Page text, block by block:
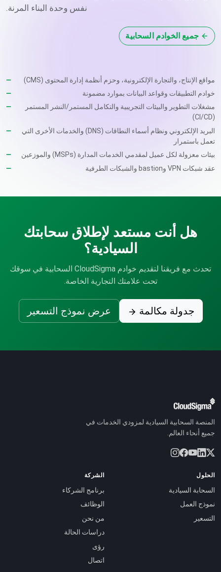
نفس وحدة البناء المرنة.
جميع الخوادم السحابية
مواقع الإنتاج، والتجارة الإلكترونية، وحزم أنظمة إدارة المحتوى (CMS)
خوادم التطبيقات وقواعد البيانات بموارد مضمونة
مشغلات التطوير والبيئات التجريبية والتكامل المستمر/النشر المستمر
(CI/CD)
البريد الإلكتروني ونظام أسماء النطاقات (DNS) والخدمات الأخرى التي
تعمل باستمرار
بيئات معزولة لكل عميل لمقدمي الخدمات المدارة (MSPs) والموزعين
عقد شبكات VPN وbastion والشبكات الطرفية
هل أنت مستعد لإطلاق سحابتك
السيادية؟
تحدث مع فريقنا لتقديم خوادم CloudSigma السحابية في سوقك
تحت علامتك التجارية الخاصة.
جدولة مكالمة عرض نموذج التسعير
المنصة السحابية السيادية لمزودي الخدمات في
جميع أنحاء العالم.
الحلول
السحابة السيادية
نموذج العمل
التسعير
الشركة
برنامج الشركاء
الوظائف
من نحن
دراسات الحالة
رؤى
اتصال